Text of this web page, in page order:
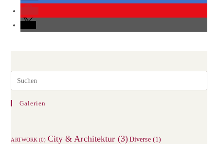
Galerien
ARTWORK (0) City & Architektur (3)Diverse(1)